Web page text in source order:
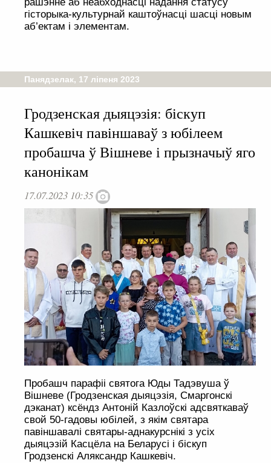
гісторыка-культурнай каштоўнасці шасці новым
аб’ектам і элементам.
Панядзелак, 17 ліпеня 2023
Гродзенская дыяцэзія: біскуп
Кашкевіч павіншаваў з юбілеем
пробашча ў Вішневе і прызначыў яго
канонікам
17.07.2023 10:35
Пробашч парафіі святога Юды Тадэвуша ў
Вішневе (Гродзенская дыяцэзія, Смаргонскі
дэканат) ксёндз Антоній Казлоўскі адсвяткаваў
свой 50-гадовы юбілей, з якім святара
павіншавалі святары-аднакурснікі з усіх
дыяцэзій Касцёла на Беларусі і біскуп
Гродзенскі Аляксандр Кашкевіч.